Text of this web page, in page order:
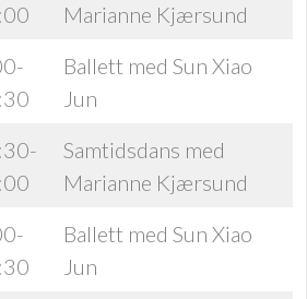
Marianne Kjærsund
Ballett med Sun Xiao
Jun
Samtidsdans med
Marianne Kjærsund
Ballett med Sun Xiao
Jun